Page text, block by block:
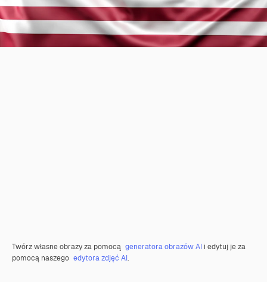
Twórz własne obrazy za pomocą generatora obrazów AI i edytuj je za
pomocą naszego edytora zdjęć AI.